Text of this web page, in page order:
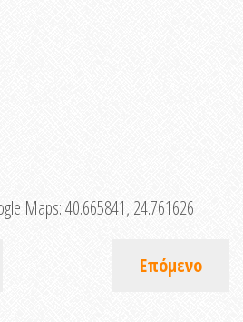
Maps:40.665841, 24.761626
Επόμενο